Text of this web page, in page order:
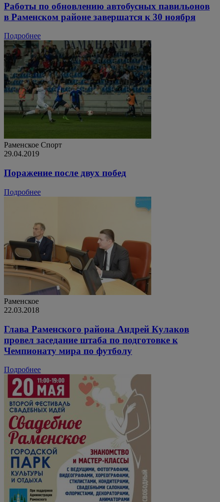
Работы по обновлению автобусных павильонов
в Раменском районе завершатся к 30 ноября
Подробнее
Раменское Спорт
29.04.2019
Поражение после двух побед
Подробнее
Раменское
22.03.2018
Глава Раменского района Андрей Кулаков
провел заседание штаба по подготовке к
Чемпионату мира по футболу
Подробнее